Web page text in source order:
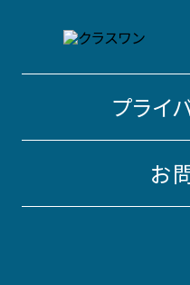
プライ
お